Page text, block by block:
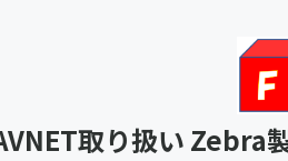
取り扱い Zebra